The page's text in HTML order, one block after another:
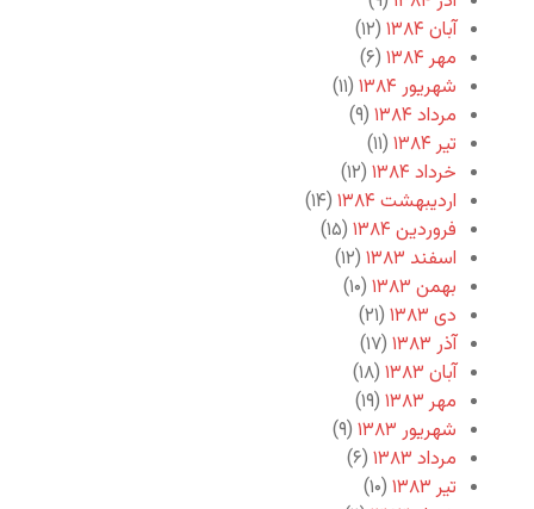
آبان ۱۳۸۴
(۱۲)
مهر ۱۳۸۴
(۶)
شهریور ۱۳۸۴
(۱۱)
مرداد ۱۳۸۴
(۹)
تیر ۱۳۸۴
(۱۱)
خرداد ۱۳۸۴
(۱۲)
اردیبهشت ۱۳۸۴
(۱۴)
فروردین ۱۳۸۴
(۱۵)
اسفند ۱۳۸۳
(۱۲)
بهمن ۱۳۸۳
(۱۰)
دی ۱۳۸۳
(۲۱)
آذر ۱۳۸۳
(۱۷)
آبان ۱۳۸۳
(۱۸)
مهر ۱۳۸۳
(۱۹)
شهریور ۱۳۸۳
(۹)
مرداد ۱۳۸۳
(۶)
تیر ۱۳۸۳
(۱۰)